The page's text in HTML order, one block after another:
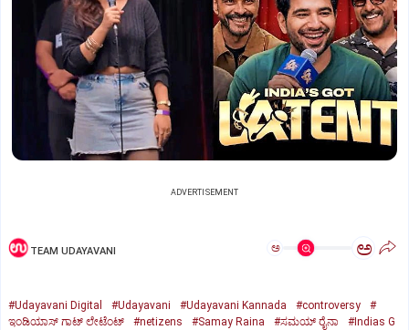
ADVERTISEMENT
TEAM UDAYAVANI ಅ ಅ
#Udayavani Digital #Udayavani #Udayavani Kannada #controversy
#
ಇಂಡಿಯಾಸ್ ಗಾಟ್ ಲೇಟೆಂಟ್
#netizens #Samay Raina #ಸಮಯ್‌ ರೈನಾ
#Indias G